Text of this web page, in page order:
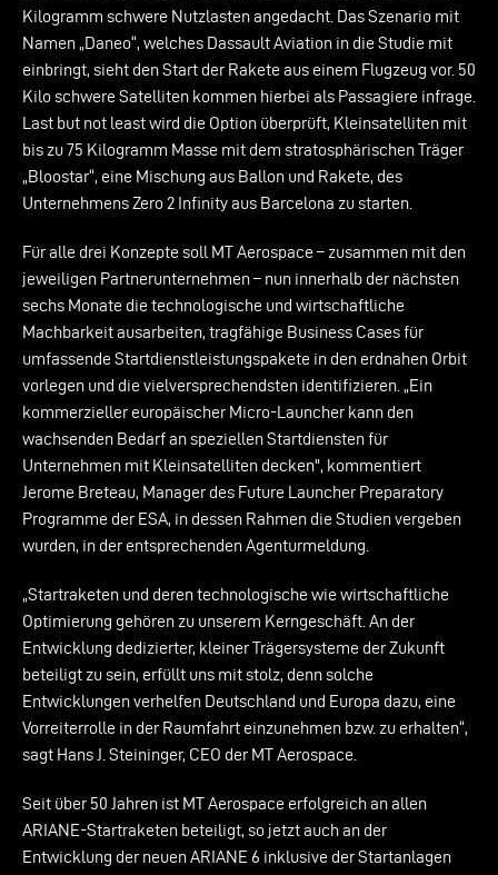
Kilogramm schwere Nutzlasten angedacht. Das Szenario mit
Namen „Daneo“, welches Dassault Aviation in die Studie mit
einbringt, sieht den Start der Rakete aus einem Flugzeug vor. 50
Kilo schwere Satelliten kommen hierbei als Passagiere infrage.
Last but not least wird die Option überprüft, Kleinsatelliten mit
bis zu 75 Kilogramm Masse mit dem stratosphärischen Träger
„Bloostar“, eine Mischung aus Ballon und Rakete, des
Unternehmens Zero 2 Infinity aus Barcelona zu starten.
Für alle drei Konzepte soll MT Aerospace – zusammen mit den
jeweiligen Partnerunternehmen – nun innerhalb der nächsten
sechs Monate die technologische und wirtschaftliche
Machbarkeit ausarbeiten, tragfähige Business Cases für
umfassende Startdienstleistungspakete in den erdnahen Orbit
vorlegen und die vielversprechendsten identifizieren. „Ein
kommerzieller europäischer Micro-Launcher kann den
wachsenden Bedarf an speziellen Startdiensten für
Unternehmen mit Kleinsatelliten decken", kommentiert
Jerome Breteau, Manager des Future Launcher Preparatory
Programme der ESA, in dessen Rahmen die Studien vergeben
wurden, in der entsprechendenAgenturmeldung
„Startraketen und deren technologische wie wirtschaftliche
Optimierung gehören zu unserem Kerngeschäft. An der
Entwicklung dedizierter, kleiner Trägersysteme der Zukunft
beteiligt zu sein, erfüllt uns mit stolz, denn solche
Entwicklungen verhelfen Deutschland und Europa dazu, eine
Vorreiterrolle in der Raumfahrt einzunehmen bzw. zu erhalten“,
sagt Hans J. Steininger, CEO der MT Aerospace.
Seit über 50 Jahren ist MT Aerospace erfolgreich an allen
ARIANE-Startraketen beteiligt, so jetzt auch an der
Entwicklung der neuen ARIANE 6 inklusive der Startanlagen